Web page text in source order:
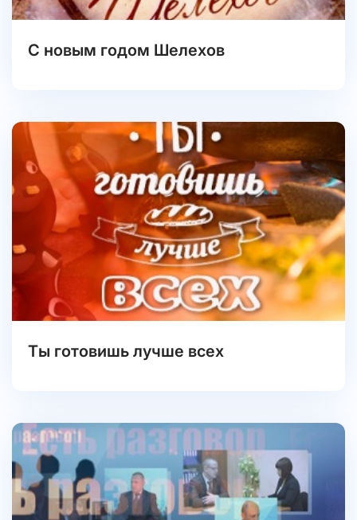
С новым годом Шелехов
Ты готовишь лучше всех